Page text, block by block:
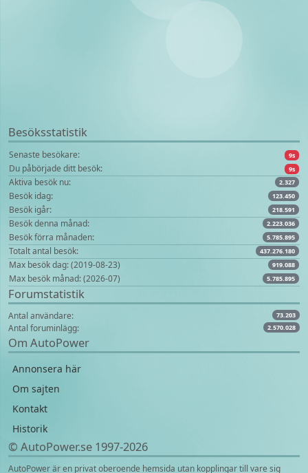
Besöksstatistik
Senaste besökare: 9s
Du påbörjade ditt besök: 9s
Aktiva besök nu: 2.327
Besök idag: 123.450
Besök igår: 218.591
Besök denna månad: 2.223.036
Besök förra månaden: 5.785.895
Totalt antal besök: 437.276.180
Max besök dag: (2019-08-23) 919.088
Max besök månad: (2026-07) 5.785.895
Forumstatistik
Antal användare: 73.203
Antal foruminlägg: 2.570.028
Om AutoPower
Annonsera här
Om sajten
Kontakt
Historik
© AutoPower.se 1997‑2026
AutoPower är en privat oberoende hemsida utan kopplingar till vare sig